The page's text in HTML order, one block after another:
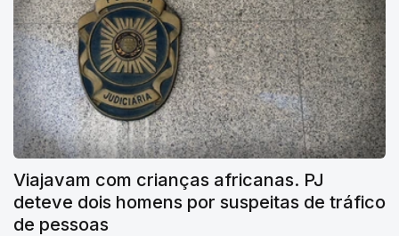
Viajavam com crianças africanas. PJ
deteve dois homens por suspeitas de tráfico
de pessoas